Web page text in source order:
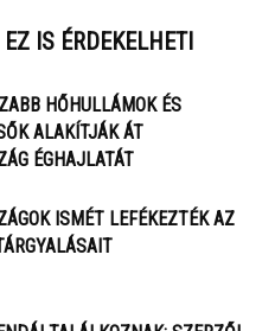
EZ IS ÉRDEKELHETI
HŐHULLÁMOK ÉS
ALAKÍTJÁK ÁT
ÉGHAJLATÁT
ISMÉT LEFÉKEZTÉK AZ